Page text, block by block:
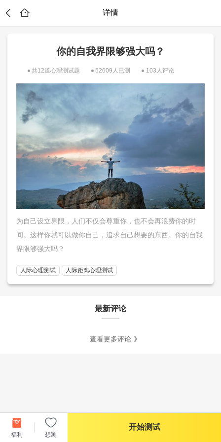
详情
你的自我界限够强大吗？
共12道心理测试题 52609人已测 103人评论
为自己设立界限，人们不仅会尊重你，也不会再浪费你的时
间。这样你就可以做你自己，追求自己想要的东西。你的自我
界限够强大吗？
人际心理测试 人际距离心理测试
最新评论
查看更多评论
福利 想测
开始测试